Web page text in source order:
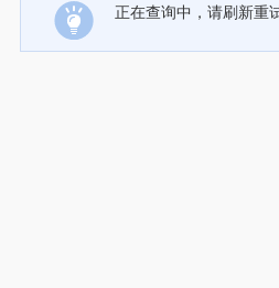
正在查询中，请刷新重